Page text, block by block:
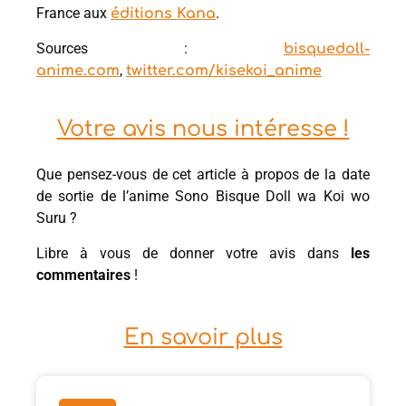
France aux éditions Kana.
Sources : bisquedoll-
anime.com, twitter.com/kisekoi_anime
Votre avis nous intéresse !
Que pensez-vous de cet article à propos de la date
de sortie de l’anime Sono Bisque Doll wa Koi wo
Suru ?
Libre à vous de donner votre avis dans
les
commentaires !
En savoir plus